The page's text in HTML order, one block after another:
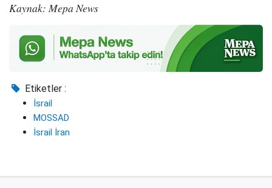
Kaynak: Mepa News
Etiketler :
İsrail
MOSSAD
İsrail İran